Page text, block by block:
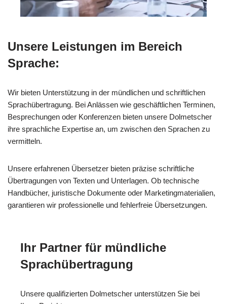
Unsere Leistungen im Bereich
Sprache:
Wir bieten Unterstützung in der mündlichen und schriftlichen
Sprachübertragung. Bei Anlässen wie geschäftlichen Terminen,
Besprechungen oder Konferenzen bieten unsere Dolmetscher
ihre sprachliche Expertise an, um zwischen den Sprachen zu
vermitteln.
Unsere erfahrenen Übersetzer bieten präzise schriftliche
Übertragungen von Texten und Unterlagen. Ob technische
Handbücher, juristische Dokumente oder Marketingmaterialien,
garantieren wir professionelle und fehlerfreie Übersetzungen.
Ihr Partner für mündliche
Sprachübertragung
Unsere qualifizierten Dolmetscher unterstützen Sie bei